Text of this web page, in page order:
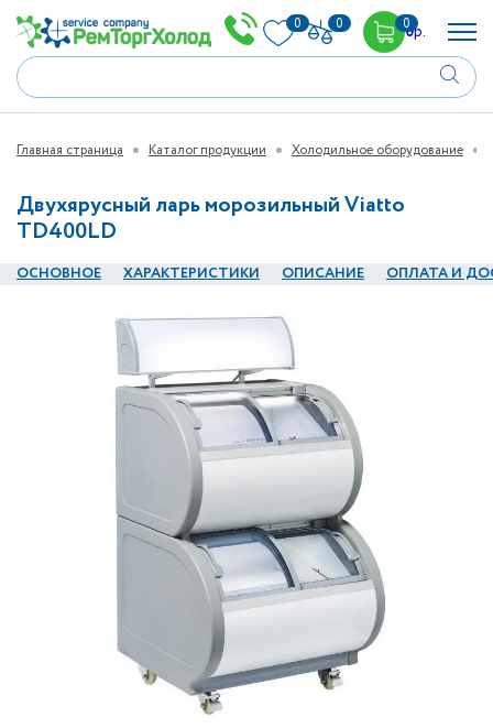
0 0 00р.
Главная страница Каталог продукции Холодильное оборудование
Двухярусный ларь морозильный Viatto
TD400LD
ОСНОВНОЕ ХАРАКТЕРИСТИКИ ОПИСАНИЕ ОПЛАТА И